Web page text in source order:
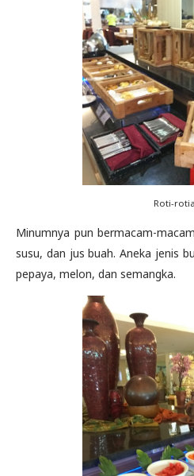
Roti-
Minumnya pun bermacam-
susu, dan jus buah. Aneka jenis
pepaya, melon, dan semangka.